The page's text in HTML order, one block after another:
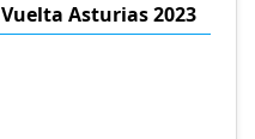
Vuelta Asturias 2023